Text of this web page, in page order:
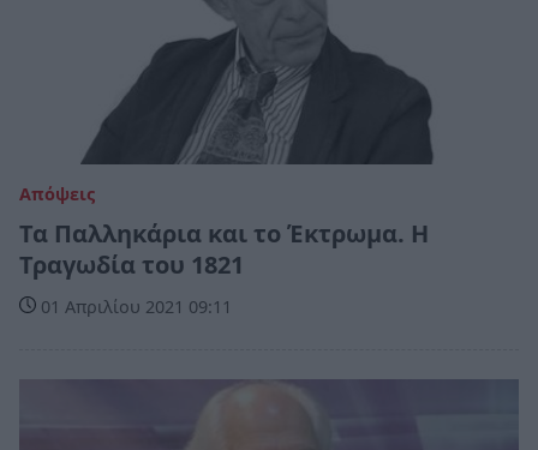
Απόψεις
Τα Παλληκάρια και το Έκτρωμα. Η
Τραγωδία του 1821
01 Απριλίου 2021 09:11